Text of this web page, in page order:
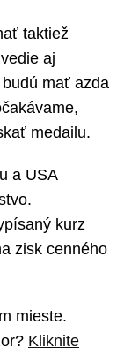
taktiež
aj
mať azda
medailu.
a USA
kurz
zisk cenného
mieste.
Kliknite